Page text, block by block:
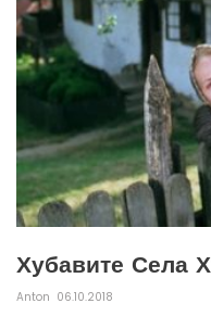
Хубавите Села
Anton 06.10.2018